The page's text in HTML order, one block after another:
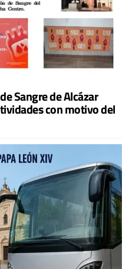
Sangre de Alcázar
con motivo del